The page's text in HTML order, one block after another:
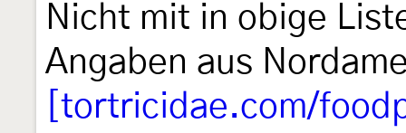
Nicht mit in obige
Angaben aus
[tortricidae.com/